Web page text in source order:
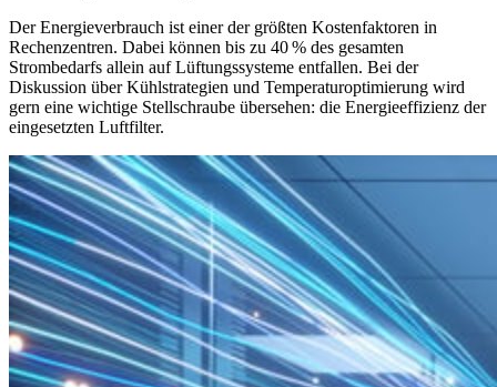
Der Energieverbrauch ist einer der größten Kostenfaktoren in
Rechenzentren. Dabei können bis zu 40 % des gesamten
Strombedarfs allein auf Lüftungssysteme entfallen. Bei der
Diskussion über Kühlstrategien und Temperaturoptimierung wird
gern eine wichtige Stellschraube übersehen: die Energieeffizienz der
eingesetzten Luftfilter.